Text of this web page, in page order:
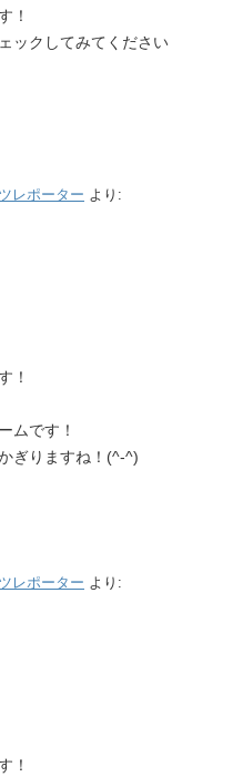
！
ックしてみてください
レポーター より:
！
ムです！
ぎりますね！(^-^)
レポーター より:
！